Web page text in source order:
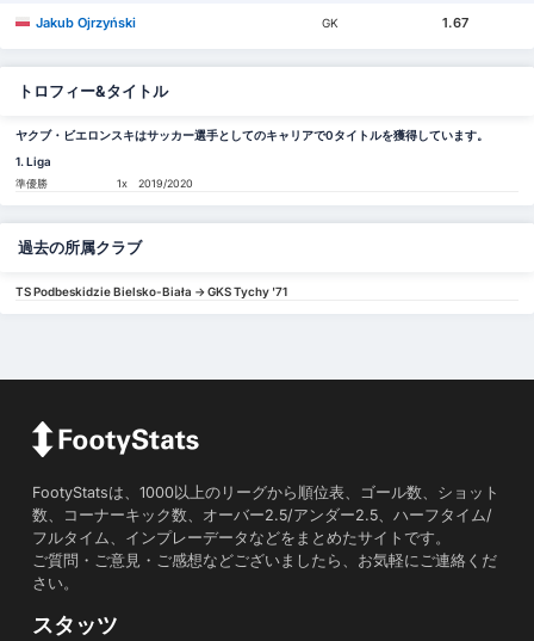
Jakub Ojrzyński GK 1.67
トロフィー&タイトル
ヤクブ・ビエロンスキはサッカー選手としてのキャリアで0タイトルを獲得しています。
1. Liga
準優勝 1x 2019/2020
過去の所属クラブ
TS Podbeskidzie Bielsko-Biała -> GKS Tychy '71
FootyStatsは、1000以上のリーグから順位表、ゴール数、ショット
数、コーナーキック数、オーバー2.5/アンダー2.5、ハーフタイム/
フルタイム、インプレーデータなどをまとめたサイトです。
ご質問・ご意見・ご感想などございましたら、お気軽にご連絡くだ
さい。
スタッツ